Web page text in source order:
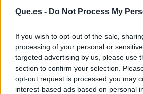
Que.es - Do Not Process My
If you wish to opt-out of the sale,
processing of your personal or
targeted advertising by us, please use
section to confirm your selection.
opt-out request is processed you may
interest-based ads based on personal
temporada ha sido un
(Pecco y Martín) compitan en
condiciones. Sin embargo,
quiero pensar en los
mantuvo.